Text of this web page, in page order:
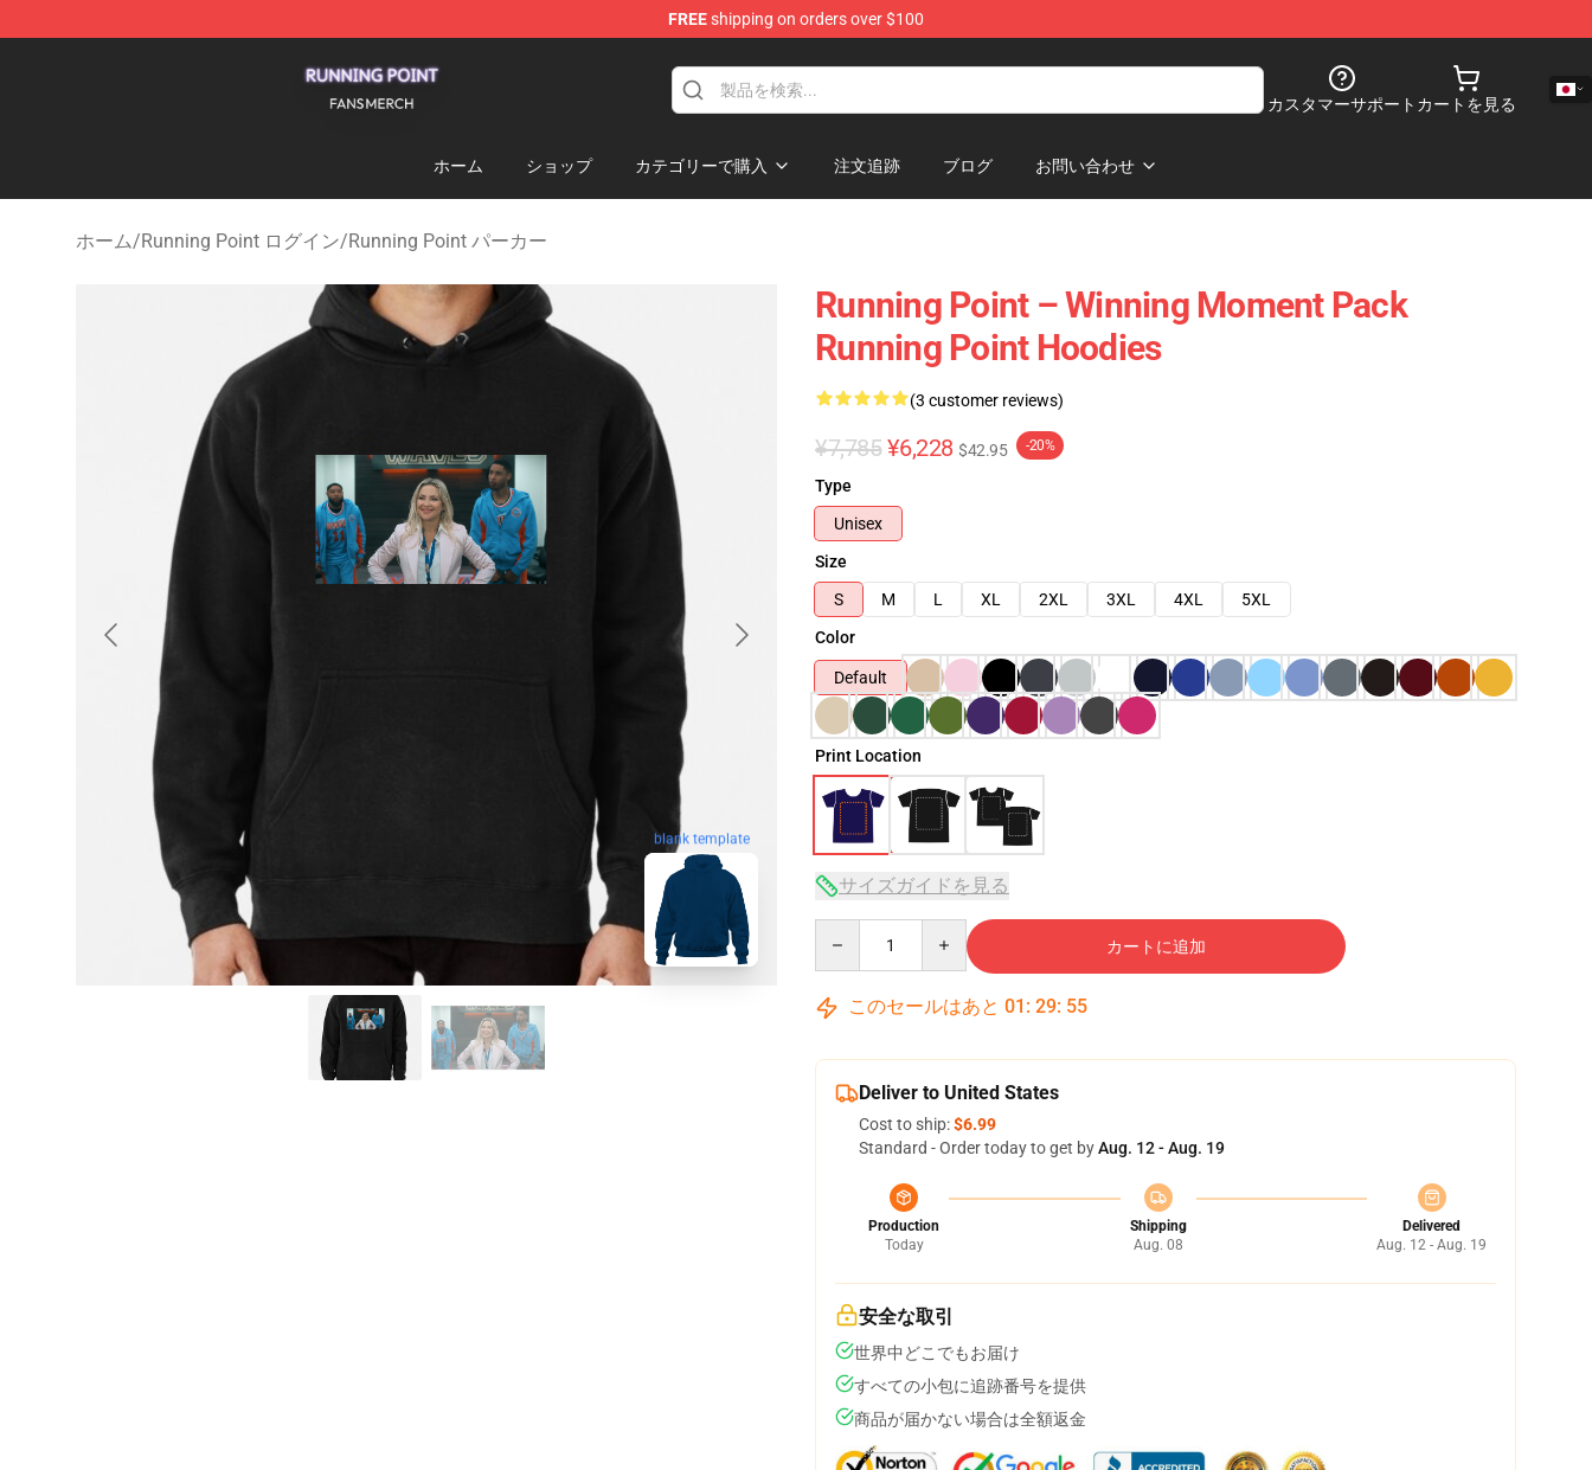
FREEshipping on orders over $100
カスタマーサポート カートを見る
ホーム ショップ カテゴリーで購入 注文追跡 ブログ お問い合わせ
ホーム/Running Point ログイン/Running Point パーカー
blank template
Running Point – Winning Moment Pack
Running Point Hoodies
(3 customer reviews)
¥7,785 ¥6,228 $42.95 -20%
Type
Unisex
Size
S
M L XL 2XL 3XL 4XL
5XL
Color
Default
Print Location
サイズガイドを見る
カートに追加
このセールはあと 01 : 29: 54
Deliver to United States
Cost to ship:$6.99
Standard - Order today to get byAug. 12 - Aug. 19
Production
Today
Shipping
Aug. 08
Delivered
Aug. 12 - Aug. 19
安全な取引
世界中どこでもお届け
すべての小包に追跡番号を提供
商品が届かない場合は全額返金